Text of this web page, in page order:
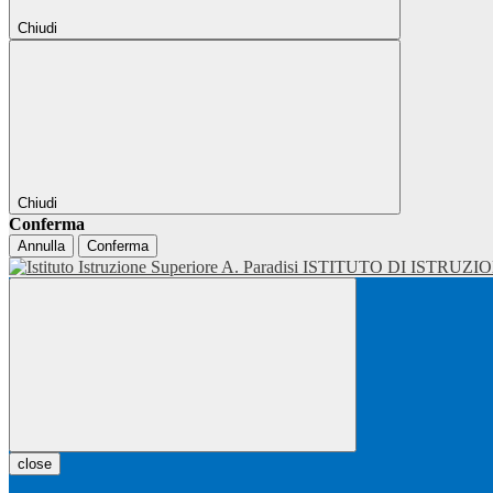
Chiudi
Chiudi
Conferma
Annulla Conferma
ISTITUTO DI
close